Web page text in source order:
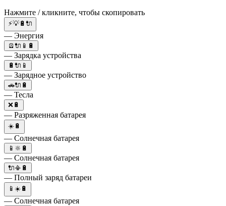
Нажмите / кликните, чтобы скопировать
⚡💡🔋🔌
— Энергия
🪫🔌📱🔋
— Зарядка устройства
🔋🔌📱
— Зарядное устройство
🚗🔌🔋
— Тесла
❌🔋
— Разряженная батарея
☀️🔋
— Солнечная батарея
📱🔆🔋
— Солнечная батарея
🔌📳🔋
— Полный заряд батареи
📱☀️🔋
— Солнечная батарея